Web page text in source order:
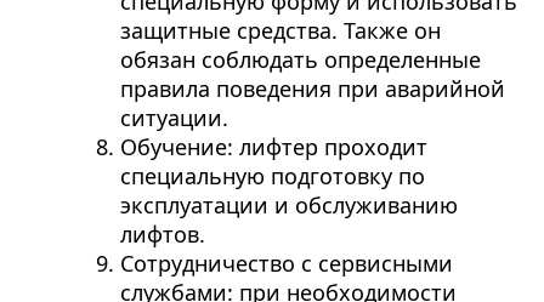
защитные средства. Также он
обязан соблюдать определенные
правила поведения при аварийной
ситуации.
Обучение: лифтер проходит
специальную подготовку по
эксплуатации и обслуживанию
лифтов.
Сотрудничество с сервисными
службами: при необходимости